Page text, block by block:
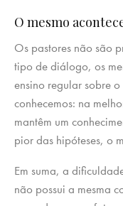
O mesmo
Os pastores não são
tipo de diálogo, os
ensino regular sobre
conhecemos: na
mantêm um
pior das hipóteses, o
Em suma, a
não possui a mesma